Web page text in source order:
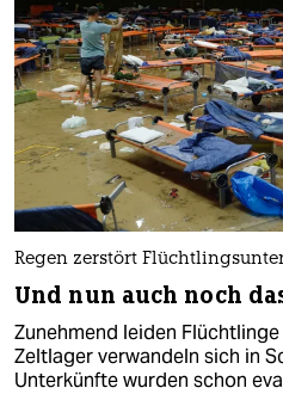
Regen zerstört
Und nun auch noch
Zunehmend leiden
Zeltlager verwandeln sich in
Unterkünfte wurden schon